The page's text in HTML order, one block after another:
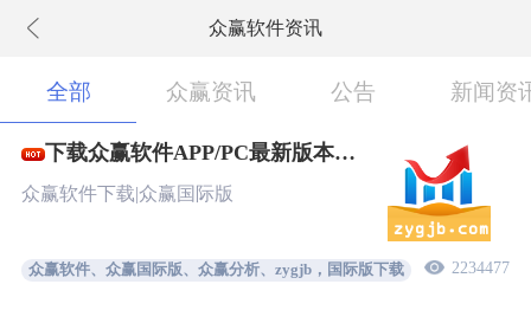
众赢软件资讯
全部 众赢资讯 公告 新闻资
下载众赢软件APP/PC最新版本
New!
众赢软件下载|众赢国际版
众赢软件、众赢国际版、众赢分析、zygjb，国际版下载 2234477